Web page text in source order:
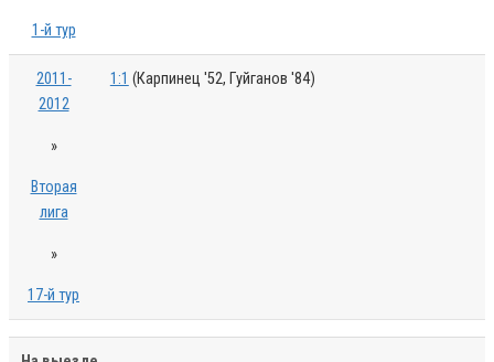
1-й тур
2011-
2012
»
Вторая
лига
»
17-й тур
1:1 (Карпинец '52, Гуйганов '84)